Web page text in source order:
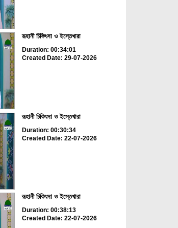
রূহানী চিকিৎসা ও ইস্তেখারা
Duration: 00:34:01
Created Date: 29-07-2026
রূহানী চিকিৎসা ও ইস্তেখারা
Duration: 00:30:34
Created Date: 22-07-2026
রূহানী চিকিৎসা ও ইস্তেখারা
Duration: 00:38:13
Created Date: 22-07-2026